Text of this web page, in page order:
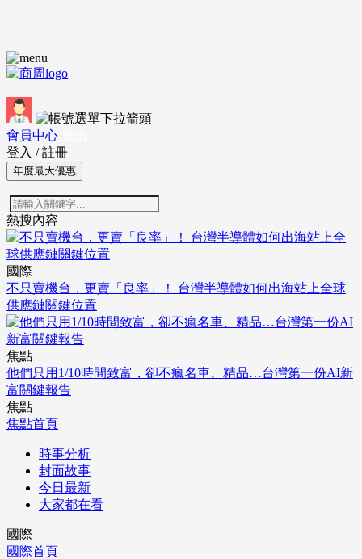
會員中心
登入 / 註冊
年度最大優惠
熱搜內容
國際
不只賣機台，更賣「良率」！ 台灣半導體如何出海站上全球
供應鏈關鍵位置
焦點
他們只用1/10時間致富，卻不瘋名車、精品…台灣第一份AI新
富關鍵報告
焦點
焦點首頁
時事分析
封面故事
今日最新
大家都在看
國際
國際首頁